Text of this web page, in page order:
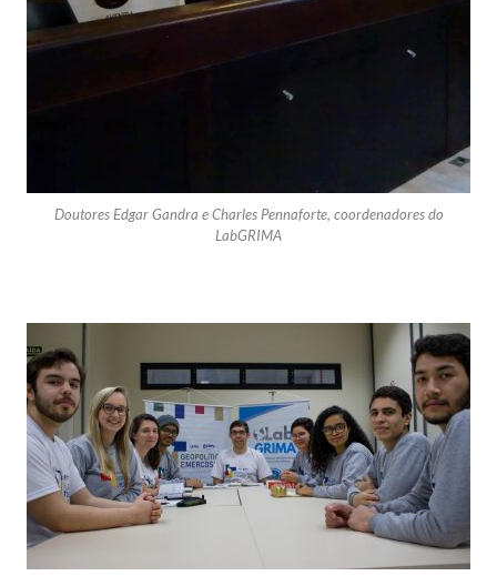
Doutores Edgar Gandra e Charles Pennaforte, coordenadores do
LabGRIMA